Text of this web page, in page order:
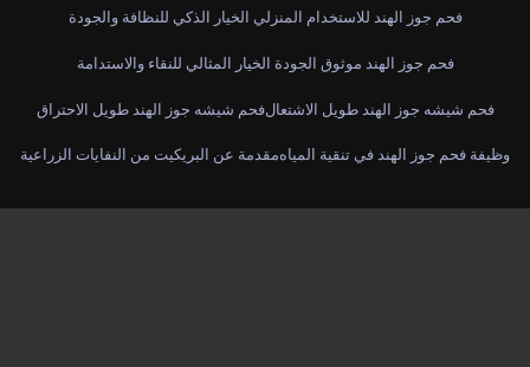
فحم جوز الهند للاستخدام المنزلي الخيار الذكي للنظافة والجودة
فحم جوز الهند موثوق الجودة الخيار المثالي للنقاء والاستدامة
فحم شيشه جوز الهند طويل الاحتراقفحم شيشه جوز الهند طويل الاشتعال
مقدمة عن البريكيت من النفايات الزراعيةوظيفة فحم جوز الهند في تنقية المياه